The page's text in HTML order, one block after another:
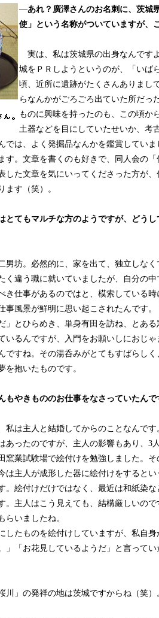
―あれ？廣澤さんのお名刺に、茨城
使」という名称がついていますが、
実は、私は茨城県の出身なんです
城をＰＲしようというのが、「いば
頃、近所に遺跡がたくさんありまし
らなんかがごろごろ出ていた所だっ
ものに興味を持ったのも、この頃か
土器などを目にしていたせいか、考
では、よく発掘品なんかを鑑賞していま
す。文章を書くのも好きで、同人会の
した文章を気にいってくださった方が
ます（笑）。
てもマルチな方のようですが、どうし
坊。必然的に、家を出て、独立しなく
く違う職に就いていましたが、自分の
き仕事があるのではと、模索している時
事風景が鮮明に思い起こされたんです
」とひらめき、単身有田を訪ね、とあ
いるんですが、入門をお願いしにおじ
ですね。その湯呑みがとてもすばらし
を抱いたものです。
やきもののお仕事をなさっていたんで
は主人と結婚してからのことなんです
あったのですが、主人の影響もあり、3
窯業試験場で絵付けを勉強しました。そ
は主人が成形した器に絵付けをするとい
。絵付けだけではなく、最近は和紙染な
。主人はこう見えても、結構厳しいので
らいましたね。
したものを絵付けしていますが、私自
」「お花見しているようだ」と言って
」の発祥の地は茨城ですからね（笑）